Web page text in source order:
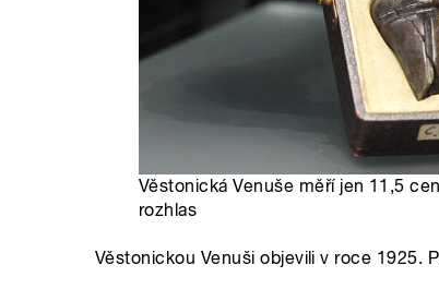
Věstonická Venuše měří jen 11,5
rozhlas
Věstonickou Venuši objevili v roce 1925.